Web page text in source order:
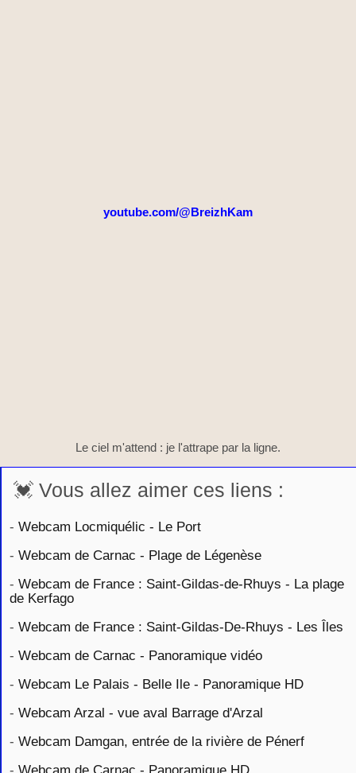
youtube.com/@BreizhKam
Le ciel m'attend : je l'attrape par la ligne.
💓 Vous allez aimer ces liens :
- Webcam Locmiquélic - Le Port
- Webcam de Carnac - Plage de Légenèse
- Webcam de France : Saint-Gildas-de-Rhuys - La plage
de Kerfago
- Webcam de France : Saint-Gildas-De-Rhuys - Les Îles
- Webcam de Carnac - Panoramique vidéo
- Webcam Le Palais - Belle Ile - Panoramique HD
- Webcam Arzal - vue aval Barrage d'Arzal
- Webcam Damgan, entrée de la rivière de Pénerf